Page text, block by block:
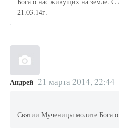
Бога о нас живущих на земле.
21.03.14г.
Андрей 21 марта 2014, 22:44
Святии Мученицы молите Бога